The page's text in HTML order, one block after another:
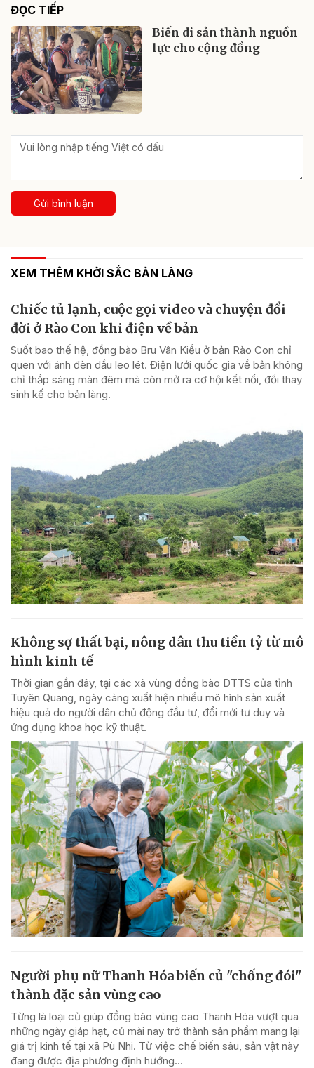
ĐỌC TIẾP
Biến di sản thành nguồn
lực cho cộng đồng
Gửi bình luận
XEM THÊM KHỞI SẮC BẢN LÀNG
Chiếc tủ lạnh, cuộc gọi video và chuyện đổi
đời ở Rào Con khi điện về bản
Suốt bao thế hệ, đồng bào Bru Vân Kiều ở bản Rào Con chỉ
quen với ánh đèn dầu leo lét. Điện lưới quốc gia về bản không
chỉ thắp sáng màn đêm mà còn mở ra cơ hội kết nối, đổi thay
sinh kế cho bản làng.
Không sợ thất bại, nông dân thu tiền tỷ từ mô
hình kinh tế
Thời gian gần đây, tại các xã vùng đồng bào DTTS của tỉnh
Tuyên Quang, ngày càng xuất hiện nhiều mô hình sản xuất
hiệu quả do người dân chủ động đầu tư, đổi mới tư duy và
ứng dụng khoa học kỹ thuật.
Người phụ nữ Thanh Hóa biến củ "chống đói"
thành đặc sản vùng cao
Từng là loại củ giúp đồng bào vùng cao Thanh Hóa vượt qua
những ngày giáp hạt, củ mài nay trở thành sản phẩm mang lại
giá trị kinh tế tại xã Pù Nhi. Từ việc chế biến sâu, sản vật này
đang được địa phương định hướng...